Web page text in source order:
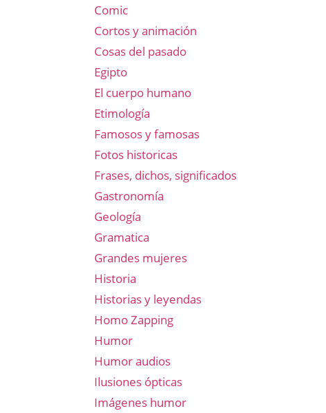
Comic
Cortos y animación
Cosas del pasado
Egipto
El cuerpo humano
Etimología
Famosos y famosas
Fotos historicas
Frases, dichos, significados
Gastronomía
Geología
Gramatica
Grandes mujeres
Historia
Historias y leyendas
Homo Zapping
Humor
Humor audios
Ilusiones ópticas
Imágenes humor